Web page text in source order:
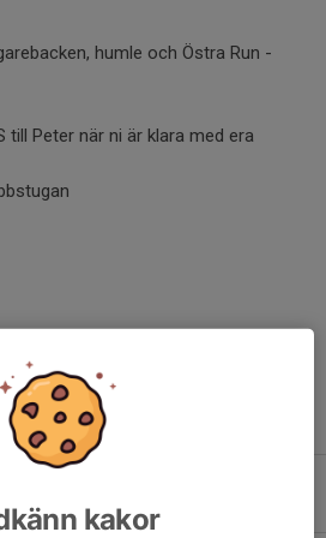
humle och Östra Run -
till Peter när ni är klara med era
kakor